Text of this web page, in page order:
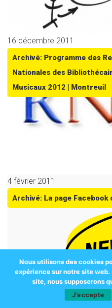
16 décembre 2011
Archivé: Programme des
Nationales des
Musicaux 2012 | Montreuil
4 février 2011
Archivé: La page Facebook
Nous utilisons des cookies
expérience sur notre site
site, nous supposerons
J'accepte